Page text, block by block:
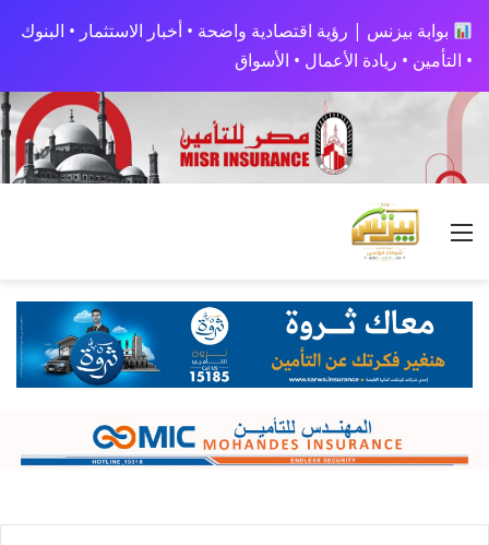
بوابة بيزنس | رؤية اقتصادية واضحة • أخبار الاستثمار • البنوك
• التأمين • ريادة الأعمال • الأسواق
القائمة